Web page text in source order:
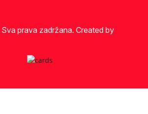
prava zadržana. Created by